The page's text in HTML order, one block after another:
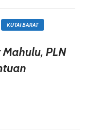
KUTAI BARAT
PLN